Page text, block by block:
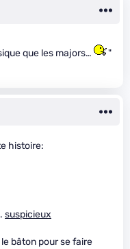
que les majors…
"
histoire:
suspicieux
bâton pour se faire